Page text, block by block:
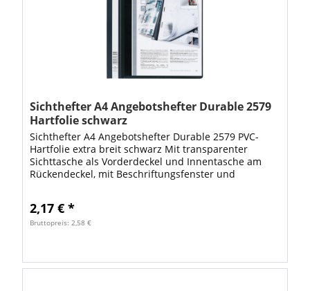
Sichthefter A4 Angebotshefter Durable 2579
Hartfolie schwarz
Sichthefter A4 Angebotshefter Durable 2579 PVC-
Hartfolie extra breit schwarz Mit transparenter
Sichttasche als Vorderdeckel und Innentasche am
Rückendeckel, mit Beschriftungsfenster und
2,17 € *
Bruttopreis: 2,58 €